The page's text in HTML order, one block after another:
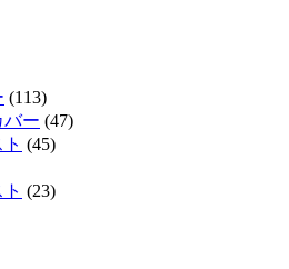
(113)
ー (47)
(45)
(23)